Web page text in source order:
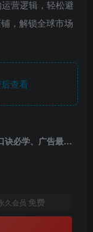
营逻辑，轻松避
，解锁全球市场
查看
亚马逊运营实操课，覆盖选品方法、新品口诀必学、广告最新打法等全流程，打造跨境爆款店铺（更新4月）
久会员 免费